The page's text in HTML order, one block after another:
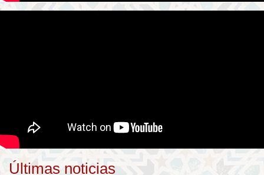
Últimas noticias